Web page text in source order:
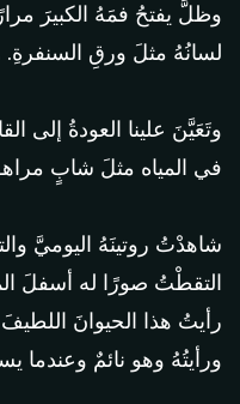
وظلَّ يفتحُ فمَهُ الكبيرَ
لسانُهُ مثلَ ورقِ
وتَعَيَّنَ علينا العودةُ إلى
في المياه مثلَ شابٍ
شاهدْتُ روتينَهُ اليوميَّ
التقطْتُ صورًا له أسفلَ
رأيتُ هذا الحيوانَ
ورأيتُهُ وهو نائمٌ وعندما